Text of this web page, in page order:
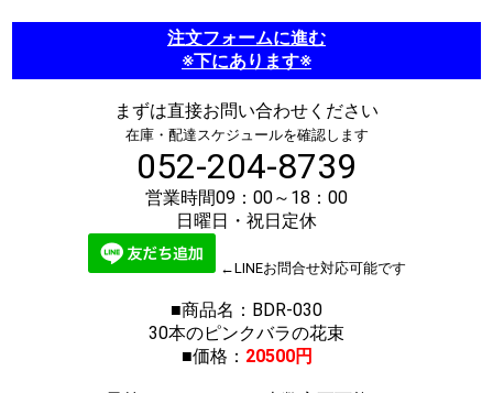
注文フォームに進む
※下にあります※
まずは直接お問い合わせください
在庫・配達スケジュールを確認します
052-204-8739
営業時間09：00～18：00
日曜日・祝日定休
←LINEお問合せ対応可能です
■商品名：BDR-030
30本のピンクバラの花束
■価格： 20500円